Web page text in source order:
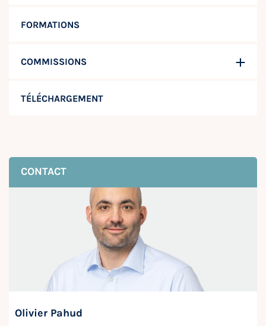
FORMATIONS
COMMISSIONS
TÉLÉCHARGEMENT
CONTACT
Olivier Pahud